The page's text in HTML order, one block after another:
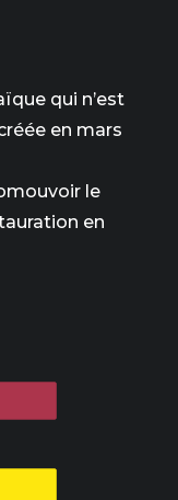
qui n’est
en mars
le
en